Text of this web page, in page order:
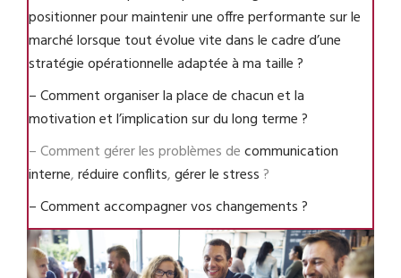
positionner pour maintenir une offre performante sur le
marché lorsque tout évolue vite dans le cadre d’une
stratégie opérationnelle adaptée à ma taille ?
– Comment organiser la place de chacun et la
motivation et l’implication sur du long terme ?
– Comment gérer les problèmes decommunication
interne,réduire conflits,gérer le stress?
– Comment accompagner vos changements ?